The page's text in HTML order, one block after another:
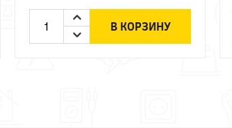
В КОРЗИНУ